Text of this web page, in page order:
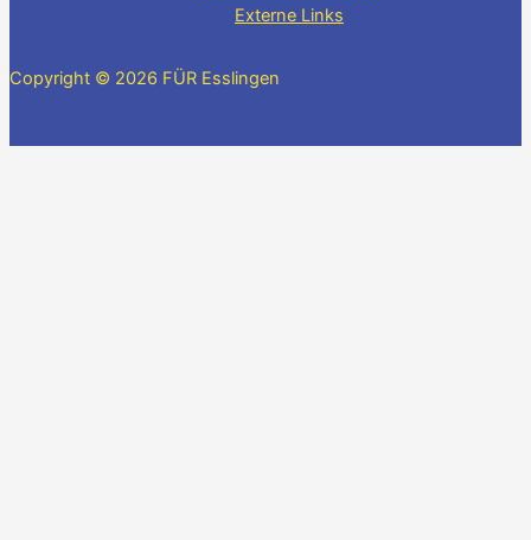
Externe Links
Copyright © 2026 FÜR Esslingen